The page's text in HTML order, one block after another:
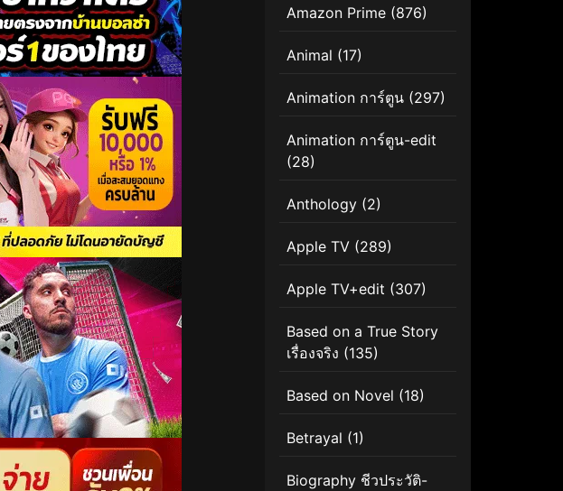
Amazon Prime (876)
Animal (17)
Animation การ์ตูน (297)
Animation การ์ตูน-edit
(28)
Anthology (2)
Apple TV (289)
Apple TV+edit (307)
Based on a True Story
เรื่องจริง (135)
Based on Novel (18)
Betrayal (1)
Biography ชีวประวัติ-